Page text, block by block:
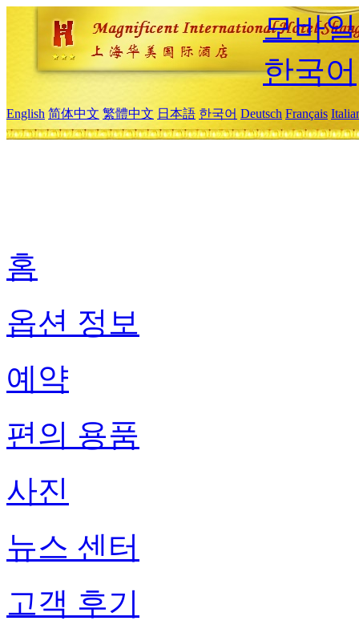
모바
한국어
English 简体中文 繁體中文 日本語 한국어 Deutsch Français
홈
옵션 정보
예약
편의 용품
사진
뉴스 센터
고객 후기